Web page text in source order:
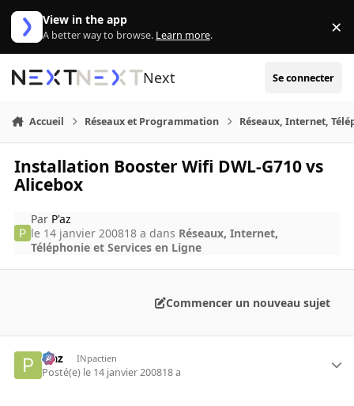
Aller au contenu
View in the app
A better way to browse. Learn more. ×
Next Se connecter
Accueil Réseaux et Programmation Réseaux, Internet,
Installation Booster Wifi DWL-G710 vs
Alicebox
Par P'az
le 14 janvier 200818 a dans Réseaux, Internet,
Téléphonie et Services en Ligne
Commencer un nouveau sujet
P'az INpactien
Posté(e) le 14 janvier 200818 a